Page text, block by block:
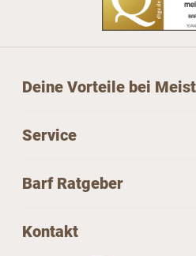
Deine Vorteile bei
Service
Barf Ratgeber
Kontakt